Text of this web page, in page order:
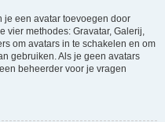
je een avatar toevoegen door
vier methodes: Gravatar, Galerij,
om avatars in te schakelen en om
gebruiken. Als je geen avatars
beheerder voor je vragen